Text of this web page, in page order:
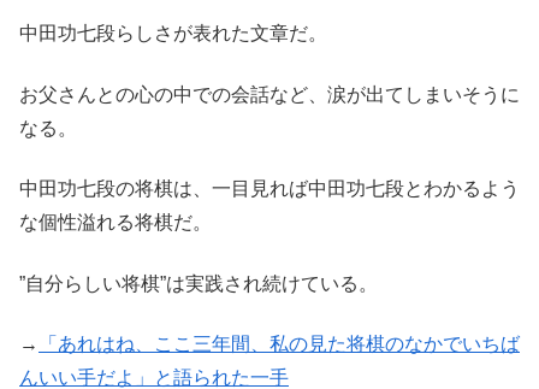
中田功七段らしさが表れた文章だ。
お父さんとの心の中での会話など、涙が出てしまいそうに
なる。
中田功七段の将棋は、一目見れば中田功七段とわかるよう
な個性溢れる将棋だ。
”自分らしい将棋”は実践され続けている。
→
「あれはね、ここ三年間、私の見た将棋のなかでいちば
んいい手だよ」と語られた一手